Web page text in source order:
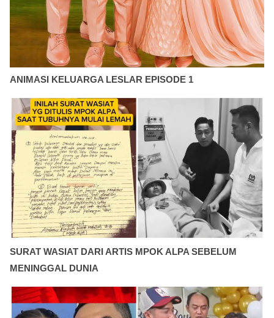
ANIMASI KELUARGA LESLAR EPISODE 1
SURAT WASIAT DARI ARTIS MPOK ALPA SEBELUM
MENINGGAL DUNIA